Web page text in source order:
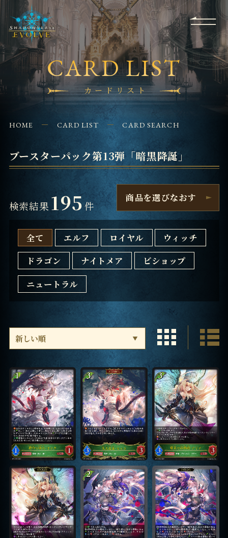
Q&A
EVENT SHOPS
FOR
BEGINNERS
APPLICATION
CONTACT
CARD LIST
カードリスト
HOME CARD LIST CARD SEARCH
ブースターパック第13弾「暗黒降誕」
検索結果 195件
商品を選びなおす
全て エルフ ロイヤル
ウィッチ
ドラゴン
ナイトメア
ビショップ
ニュートラル